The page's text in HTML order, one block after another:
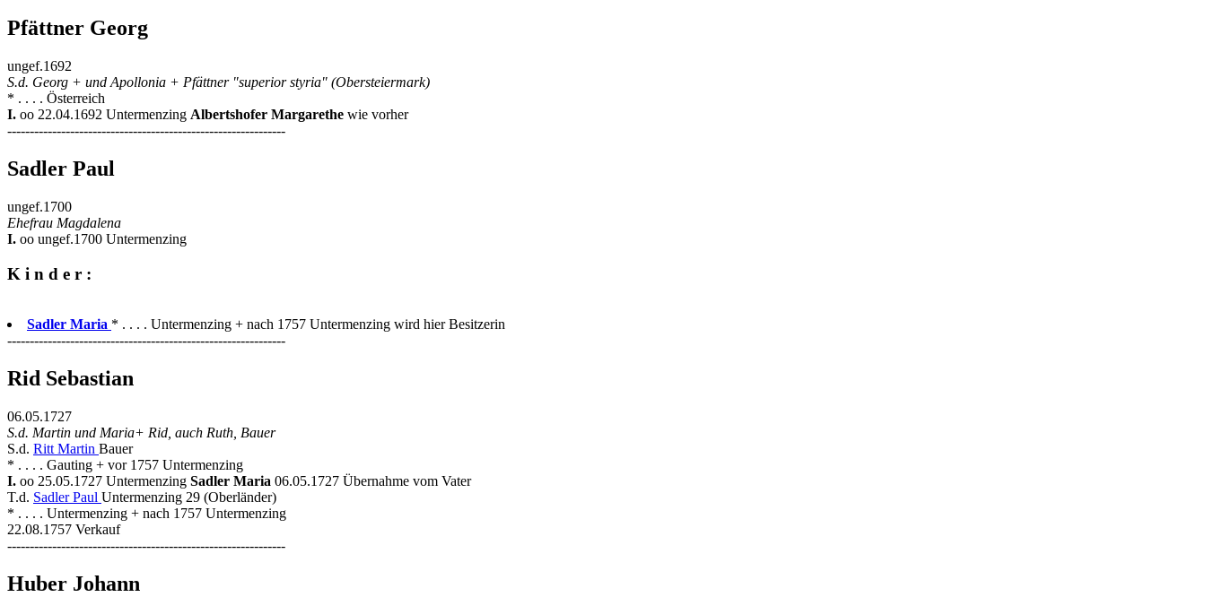
Pfättner Georg
ungef.1692
S.d. Georg + und Apollonia + Pfättner "superior styria" (Obersteiermark)
* . . . . Österreich
I. oo 22.04.1692 Untermenzing Albertshofer Margarethe wie vorher
--------------------------------------------------------------
Sadler Paul
ungef.1700
Ehefrau Magdalena
I. oo ungef.1700 Untermenzing
K i n d e r :
Sadler Maria * . . . . Untermenzing + nach 1757 Untermenzing wird hier Besitzerin
--------------------------------------------------------------
Rid Sebastian
06.05.1727
S.d. Martin und Maria+ Rid, auch Ruth, Bauer
S.d. Ritt Martin Bauer
* . . . . Gauting + vor 1757 Untermenzing
I. oo 25.05.1727 Untermenzing Sadler Maria 06.05.1727 Übernahme vom Vater
T.d. Sadler Paul Untermenzing 29 (Oberländer)
* . . . . Untermenzing + nach 1757 Untermenzing
22.08.1757 Verkauf
--------------------------------------------------------------
Huber Johann